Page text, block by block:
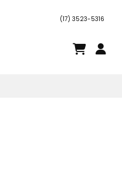
(17) 3523-5316